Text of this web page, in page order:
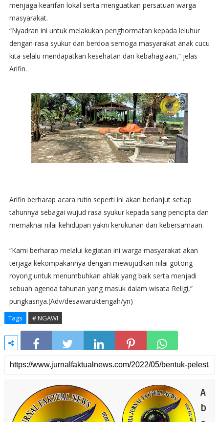
menjaga kearifan lokal serta menguatkan persatuan warga
masyarakat.
“Nyadran ini untuk melakukan penghormatan kepada leluhur
dengan rasa syukur dan berdoa semoga masyarakat anak cucu
kita selalu mendapatkan kesehatan dan kebahagiaan,” jelas
Arifin.
Arifin berharap acara rutin seperti ini akan berlanjut setiap
tahunnya sebagai wujud rasa syukur kepada sang pencipta dan
memaknai nilai kehidupan yakni kerukunan dan kebersamaan.
“Kami berharap melalui kegiatan ini warga masyarakat akan
terjaga kekompakannya dengan mewujudkan nilai gotong
royong untuk menumbuhkan ahlak yang baik serta menjadi
sebuah agenda tahunan yang masuk dalam wisata Religi,”
pungkasnya.(Adv/desawaruktengah/yn)
Tags # NGAWI
A
b